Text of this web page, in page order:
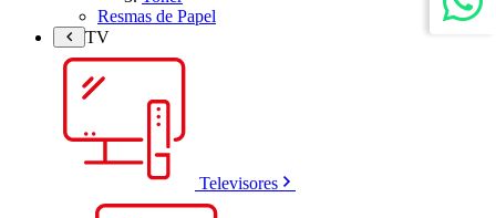
Resmas de Papel
TV
Televisores